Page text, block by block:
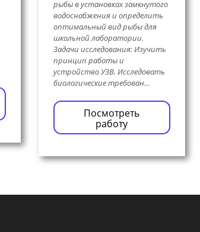
рыбы в установках замкнутого
водоснабжения и определить
оптимальный вид рыбы для
школьной лаборатории.
Задачи исследования: Изучить
принцип работы и
устройство УЗВ. Исследовать
биологические требован…
Посмотреть
работу